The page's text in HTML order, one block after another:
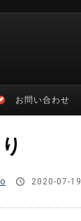
お問い合わせ
2020-07-19